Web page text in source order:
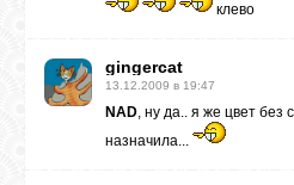
клево
gingercat
13.12.2009 в 19:47
NAD, ну да.. я же цвет без
назначила...